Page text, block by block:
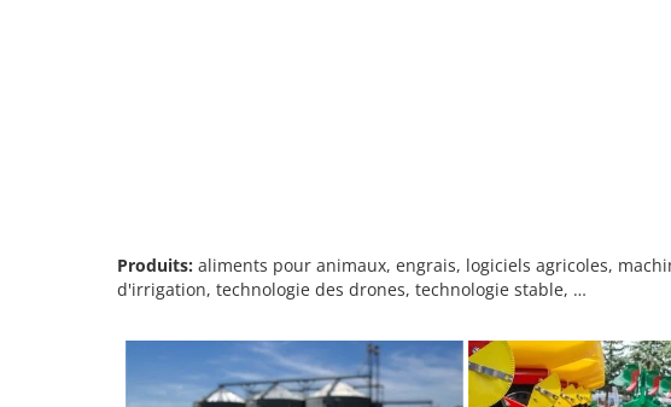
Produits: aliments pour animaux, engrais, logiciels agricoles,
d'irrigation, technologie des drones, technologie stable, …